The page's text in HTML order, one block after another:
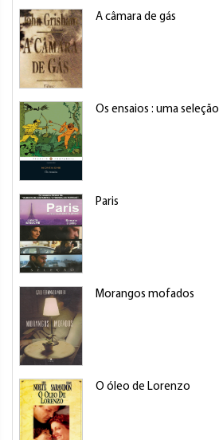
A câmara de gás
Os ensaios : uma seleção
Paris
Morangos mofados
O óleo de Lorenzo